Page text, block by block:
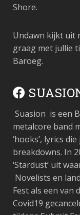
Shore.
Undawn kijkt uit
graag met jullie
Baroeg.
Suasion is een
metalcore band
‘hooks’, lyrics
breakdowns. In
‘Stardust’ uit
Novelists en
Fest als een van
Covid19